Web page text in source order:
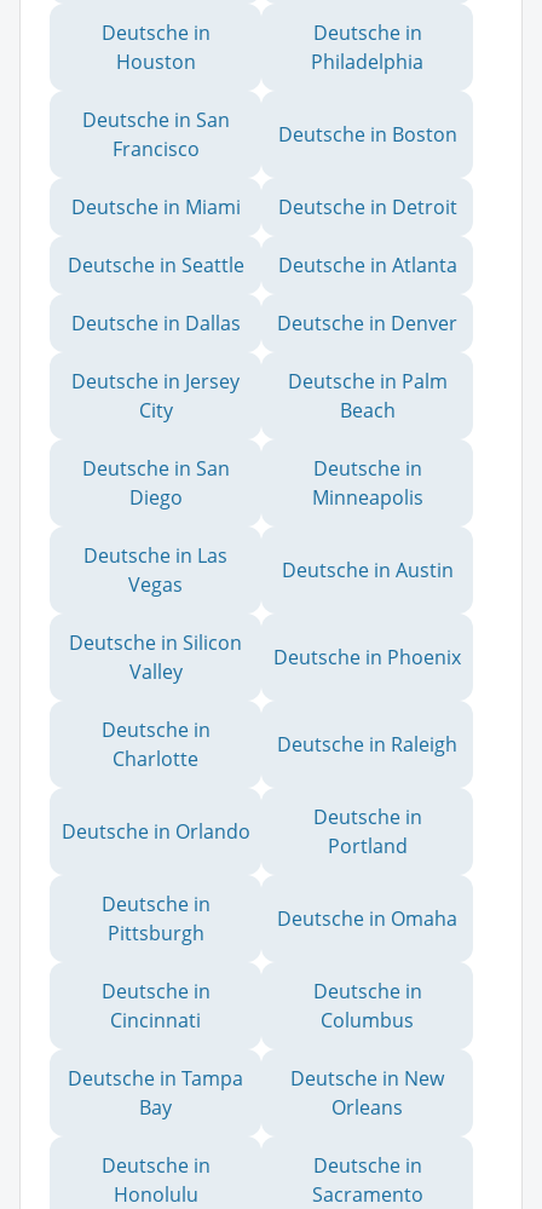
Deutsche in
Houston
Deutsche in
Philadelphia
Deutsche in San
Francisco
Deutsche in Boston
Deutsche in Miami Deutsche in Detroit
Deutsche in Seattle Deutsche in Atlanta
Deutsche in Dallas Deutsche in Denver
Deutsche in Jersey
City
Deutsche in Palm
Beach
Deutsche in San
Diego
Deutsche in
Minneapolis
Deutsche in Las
Vegas
Deutsche in Austin
Deutsche in Silicon
Valley
Deutsche in Phoenix
Deutsche in
Charlotte
Deutsche in Raleigh
Deutsche in Orlando
Deutsche in
Portland
Deutsche in
Pittsburgh
Deutsche in Omaha
Deutsche in
Cincinnati
Deutsche in
Columbus
Deutsche in Tampa
Bay
Deutsche in New
Orleans
Deutsche in
Honolulu
Deutsche in
Sacramento